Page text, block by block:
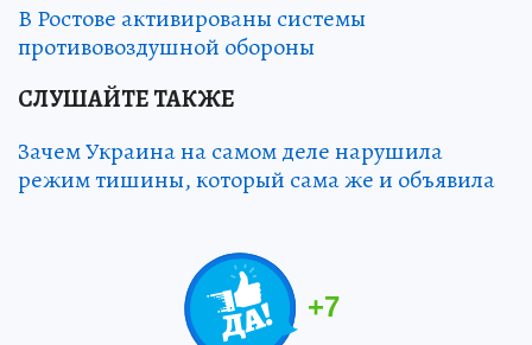
В Ростове активированы системы
противовоздушной обороны
СЛУШАЙТЕ ТАКЖЕ
Зачем Украина на самом деле нарушила
режим тишины, который сама же и объявила
+7